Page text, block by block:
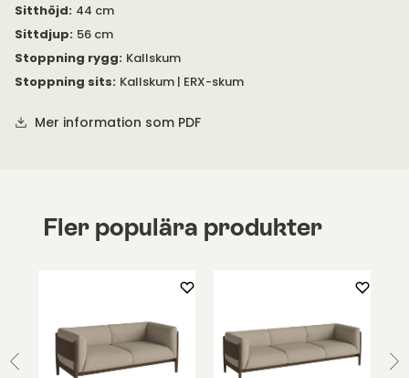
Sitthöjd: 44 cm
Sittdjup: 56 cm
Stoppning rygg: Kallskum
Stoppning sits: Kallskum | ERX-skum
Mer information som PDF
Fler populära produkter